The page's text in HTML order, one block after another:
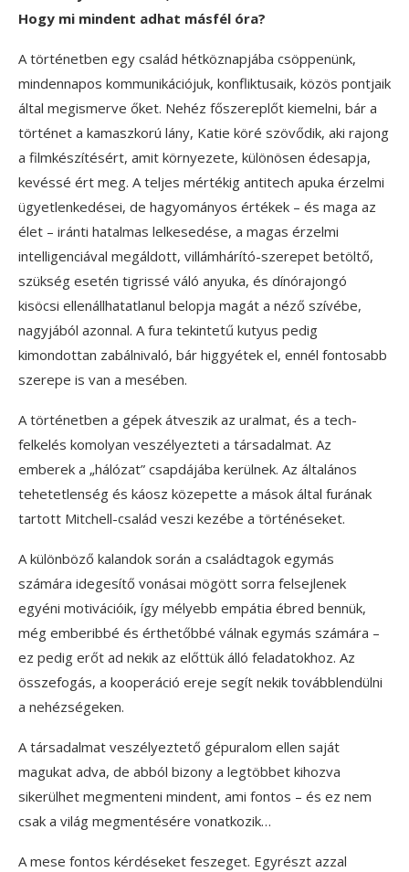
Hogy mi mindent adhat másfél óra?
A történetben egy család hétköznapjába csöppenünk,
mindennapos kommunikációjuk, konfliktusaik, közös pontjaik
által megismerve őket. Nehéz főszereplőt kiemelni, bár a
történet a kamaszkorú lány, Katie köré szövődik, aki rajong
a filmkészítésért, amit környezete, különösen édesapja,
kevéssé ért meg. A teljes mértékig antitech apuka érzelmi
ügyetlenkedései, de hagyományos értékek – és maga az
élet – iránti hatalmas lelkesedése, a magas érzelmi
intelligenciával megáldott, villámhárító-szerepet betöltő,
szükség esetén tigrissé váló anyuka, és dínórajongó
kisöcsi ellenállhatatlanul belopja magát a néző szívébe,
nagyjából azonnal. A fura tekintetű kutyus pedig
kimondottan zabálnivaló, bár higgyétek el, ennél fontosabb
szerepe is van a mesében.
A történetben a gépek átveszik az uralmat, és a tech-
felkelés komolyan veszélyezteti a társadalmat. Az
emberek a „hálózat” csapdájába kerülnek. Az általános
tehetetlenség és káosz közepette a mások által furának
tartott Mitchell-család veszi kezébe a történéseket.
A különböző kalandok során a családtagok egymás
számára idegesítő vonásai mögött sorra felsejlenek
egyéni motivációik, így mélyebb empátia ébred bennük,
még emberibbé és érthetőbbé válnak egymás számára –
ez pedig erőt ad nekik az előttük álló feladatokhoz. Az
összefogás, a kooperáció ereje segít nekik továbblendülni
a nehézségeken.
A társadalmat veszélyeztető gépuralom ellen saját
magukat adva, de abból bizony a legtöbbet kihozva
sikerülhet megmenteni mindent, ami fontos – és ez nem
csak a világ megmentésére vonatkozik…
A mese fontos kérdéseket feszeget. Egyrészt azzal